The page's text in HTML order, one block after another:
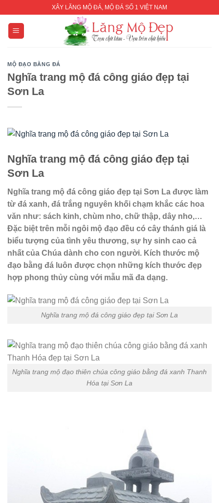
content
XÂY LĂNG MỘ ĐÁ, MỘ ĐÁ SỐ 1 VIỆT NAM
MỘ ĐẠO BẰNG ĐÁ
Nghĩa trang mộ đá công giáo đẹp tại
Sơn La
Nghĩa trang mộ đá công giáo đẹp tại
Sơn La
Nghĩa trang mộ đá công giáo đẹp tại Sơn La được làm
từ đá xanh, đá trắng nguyên khối chạm khắc các hoa
văn như: sách kinh, chùm nho, chữ thập, dây nho,…
Đặc biệt trên mỗi ngôi mộ đạo đều có cây thánh giá là
biểu tượng của tình yêu thương, sự hy sinh cao cả
nhất của Chúa dành cho con người. Kích thước mộ
đạo bằng đá luôn được chọn những kích thước đẹp
hợp phong thủy cùng với mẫu mã đa dạng.
Nghĩa trang mộ đá công giáo đẹp tại Sơn La
Nghĩa trang mộ đạo thiên chúa công giáo bằng đá xanh Thanh
Hóa tại Sơn La